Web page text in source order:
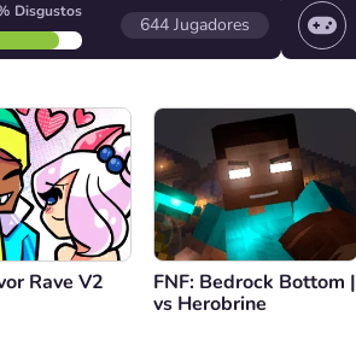
Disgustos
644 Jugadores
el juego/ Seleccionar un nivel
Rave V2
FNF: Bedrock Bottom |
vs Herobrine